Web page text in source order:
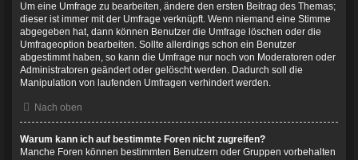
Um eine Umfrage zu bearbeiten, ändere den ersten Beitrag des Themas;
dieser ist immer mit der Umfrage verknüpft. Wenn niemand eine Stimme
abgegeben hat, dann können Benutzer die Umfrage löschen oder die
Umfrageoption bearbeiten. Sollte allerdings schon ein Benutzer
abgestimmt haben, so kann die Umfrage nur noch von Moderatoren oder
Administratoren geändert oder gelöscht werden. Dadurch soll die
Manipulation von laufenden Umfragen verhindert werden.
Nach oben
Warum kann ich auf bestimmte Foren nicht zugreifen?
Manche Foren können bestimmten Benutzern oder Gruppen vorbehalten